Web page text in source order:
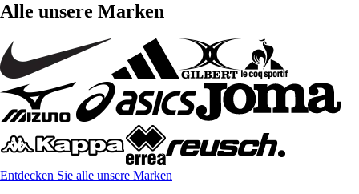
Alle unsere Marken
Entdecken Sie alle unsere Marken